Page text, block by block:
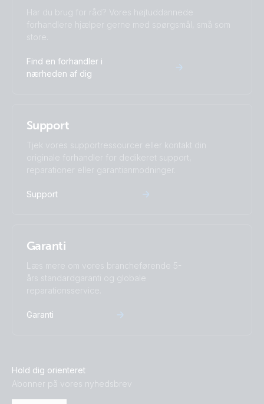
Har du brug for råd? Vores højtuddannede
forhandlere hjælper gerne med spørgsmål, små som
store.
Find en forhandler i
nærheden af dig
Support
Tjek vores supportressourcer eller kontakt din
originale forhandler for dedikeret support,
reparationer eller garantianmodninger.
Support
Garanti
Læs mere om vores brancheførende 5-
års standardgaranti og globale
reparationsservice.
Garanti
Hold dig orienteret
Abonner på vores nyhedsbrev